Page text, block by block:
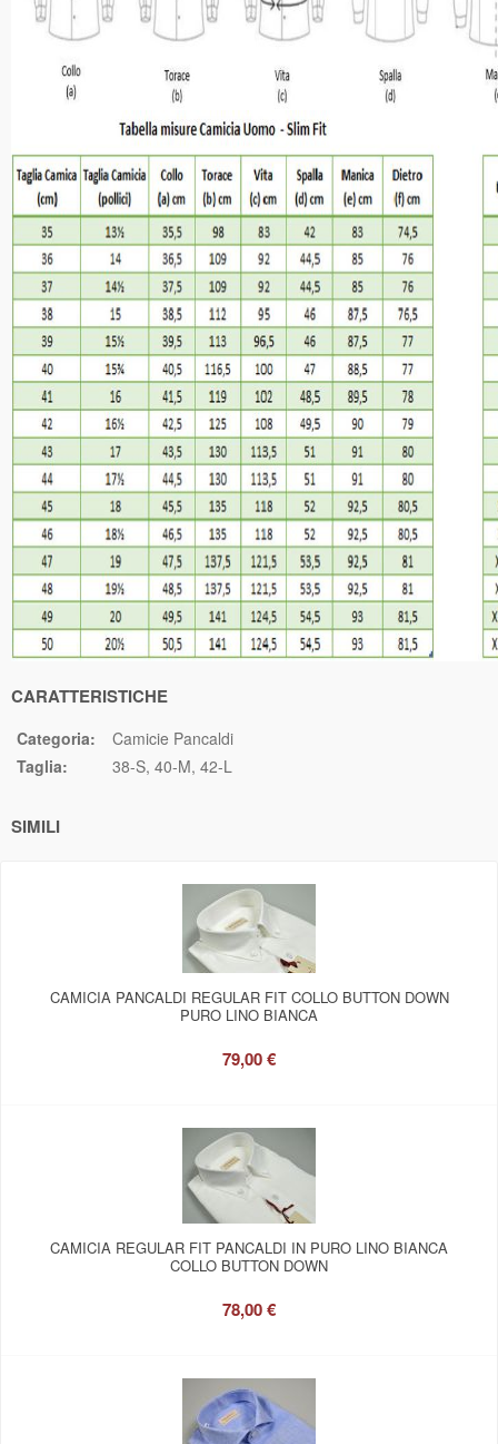
CARATTERISTICHE
Categoria:
Camicie Pancaldi
Taglia:
38-S 40-M 42-L
SIMILI
CAMICIA PANCALDI REGULAR FIT COLLO BUTTON DOWN
PURO LINO BIANCA
79,00 €
CAMICIA REGULAR FIT PANCALDI IN PURO LINO BIANCA
COLLO BUTTON DOWN
78,00 €